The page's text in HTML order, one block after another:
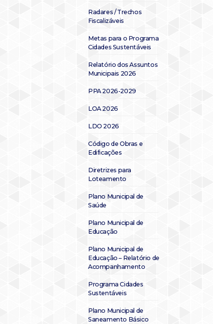
Radares / Trechos
Fiscalizáveis
Metas para o Programa
Cidades Sustentáveis
Relatório dos Assuntos
Municipais 2026
PPA 2026-2029
LOA 2026
LDO 2026
Código de Obras e
Edificações
Diretrizes para
Loteamento
Plano Municipal de
Saúde
Plano Municipal de
Educação
Plano Municipal de
Educação – Relatório de
Acompanhamento
Programa Cidades
Sustentáveis
Plano Municipal de
Saneamento Básico